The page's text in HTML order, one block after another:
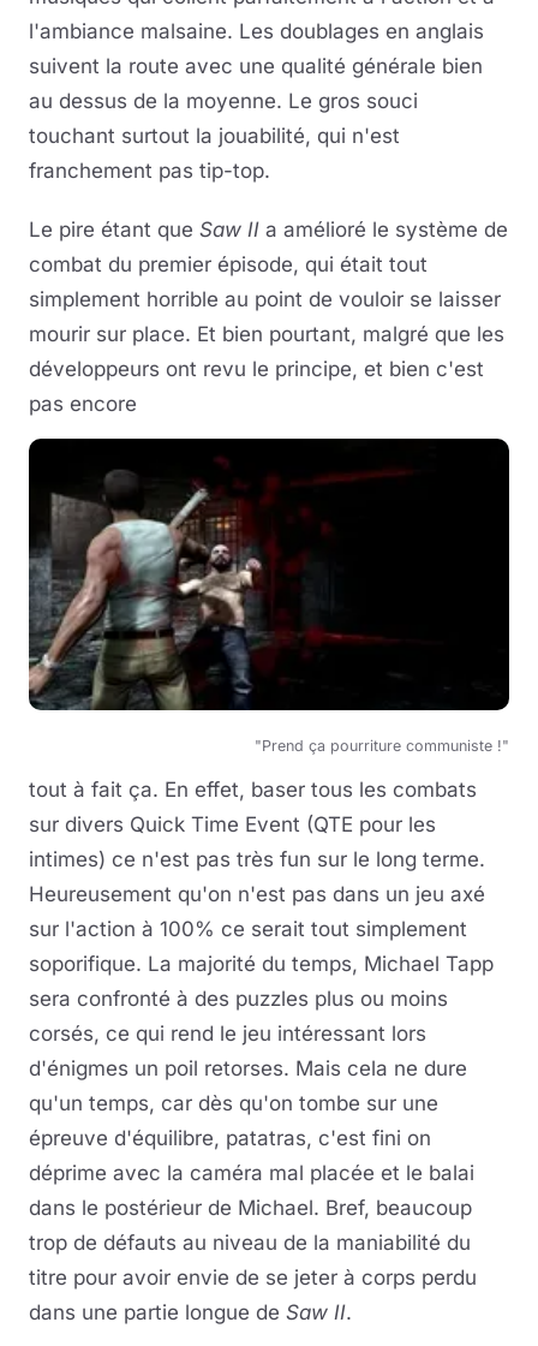
l'ambiance malsaine. Les doublages en anglais
suivent la route avec une qualité générale bien
au dessus de la moyenne. Le gros souci
touchant surtout la jouabilité, qui n'est
franchement pas tip-top.
Le pire étant que Saw II a amélioré le système de
combat du premier épisode, qui était tout
simplement horrible au point de vouloir se laisser
mourir sur place. Et bien pourtant, malgré que les
développeurs ont revu le principe, et bien c'est
pas encore
"Prend ça pourriture communiste !"
tout à fait ça. En effet, baser tous les combats
sur divers Quick Time Event (QTE pour les
intimes) ce n'est pas très fun sur le long terme.
Heureusement qu'on n'est pas dans un jeu axé
sur l'action à 100% ce serait tout simplement
soporifique. La majorité du temps, Michael Tapp
sera confronté à des puzzles plus ou moins
corsés, ce qui rend le jeu intéressant lors
d'énigmes un poil retorses. Mais cela ne dure
qu'un temps, car dès qu'on tombe sur une
épreuve d'équilibre, patatras, c'est fini on
déprime avec la caméra mal placée et le balai
dans le postérieur de Michael. Bref, beaucoup
trop de défauts au niveau de la maniabilité du
titre pour avoir envie de se jeter à corps perdu
dans une partie longue de Saw II.